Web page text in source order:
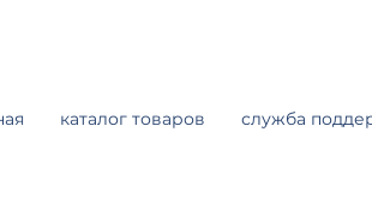
каталог товаров служба